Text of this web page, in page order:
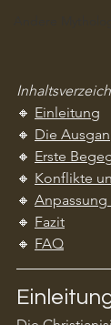
🔸 Einleitung
🔸 Die
🔸 Erste
🔸 Konflikte
🔸 Anpassung
🔸 Fazit
🔸 FAQ